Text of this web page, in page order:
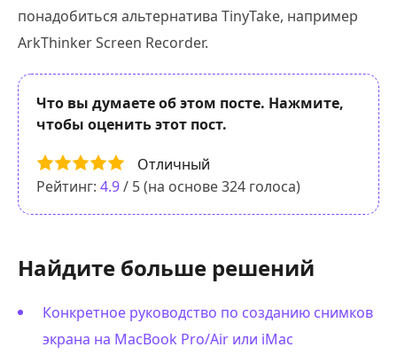
понадобиться альтернатива TinyTake, например
ArkThinker Screen Recorder.
Что вы думаете об этом посте. Нажмите,
чтобы оценить этот пост.
Отличный
Рейтинг: 4.9/ 5 (на основе324 голоса)
Найдите больше решений
Конкретное руководство по созданию снимков
экрана на MacBook Pro/Air или iMac